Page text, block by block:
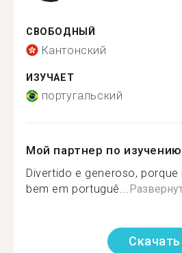
СВОБОДНЫЙ
Кантонский
ИЗУЧАЕТ
португальский
Мой партнер по
Divertido e generoso,
bem em portuguê...